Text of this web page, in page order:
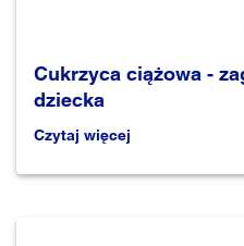
Cukrzyca ciążowa -
dziecka
Czytaj więcej